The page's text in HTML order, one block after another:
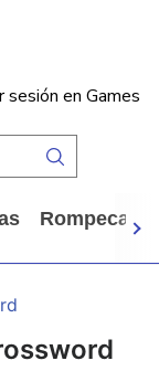
sesión en Games